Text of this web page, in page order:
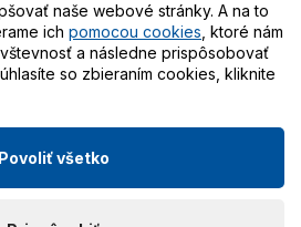
Všetky práva vyhradené.
naše webové stránky. A na to
ich pomocou cookies , ktoré nám
a následne prispôsobovať
so zbieraním cookies, kliknite
Povoliť všetko